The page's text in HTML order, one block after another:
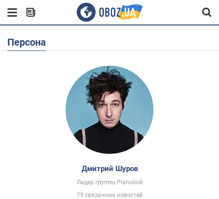
Персона
Дмитрий Шуров
Лидер группы Pianoбой
79 связанных новостей